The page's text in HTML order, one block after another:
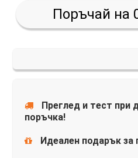
Поръчай на
Преглед и тест при
поръчка!
Идеален подарък за